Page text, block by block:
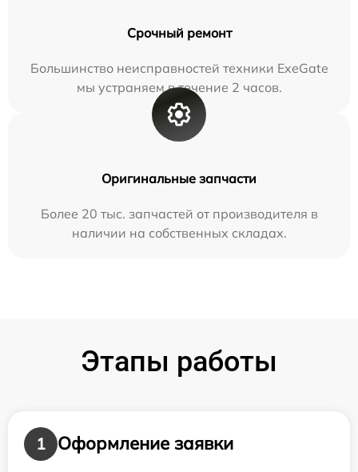
Срочный ремонт
Большинство неисправностей техники ExeGate
мы устраняем в течение 2 часов.
Оригинальные запчасти
Более 20 тыс. запчастей от производителя в
наличии на собственных складах.
Этапы работы
1
Оформление заявки